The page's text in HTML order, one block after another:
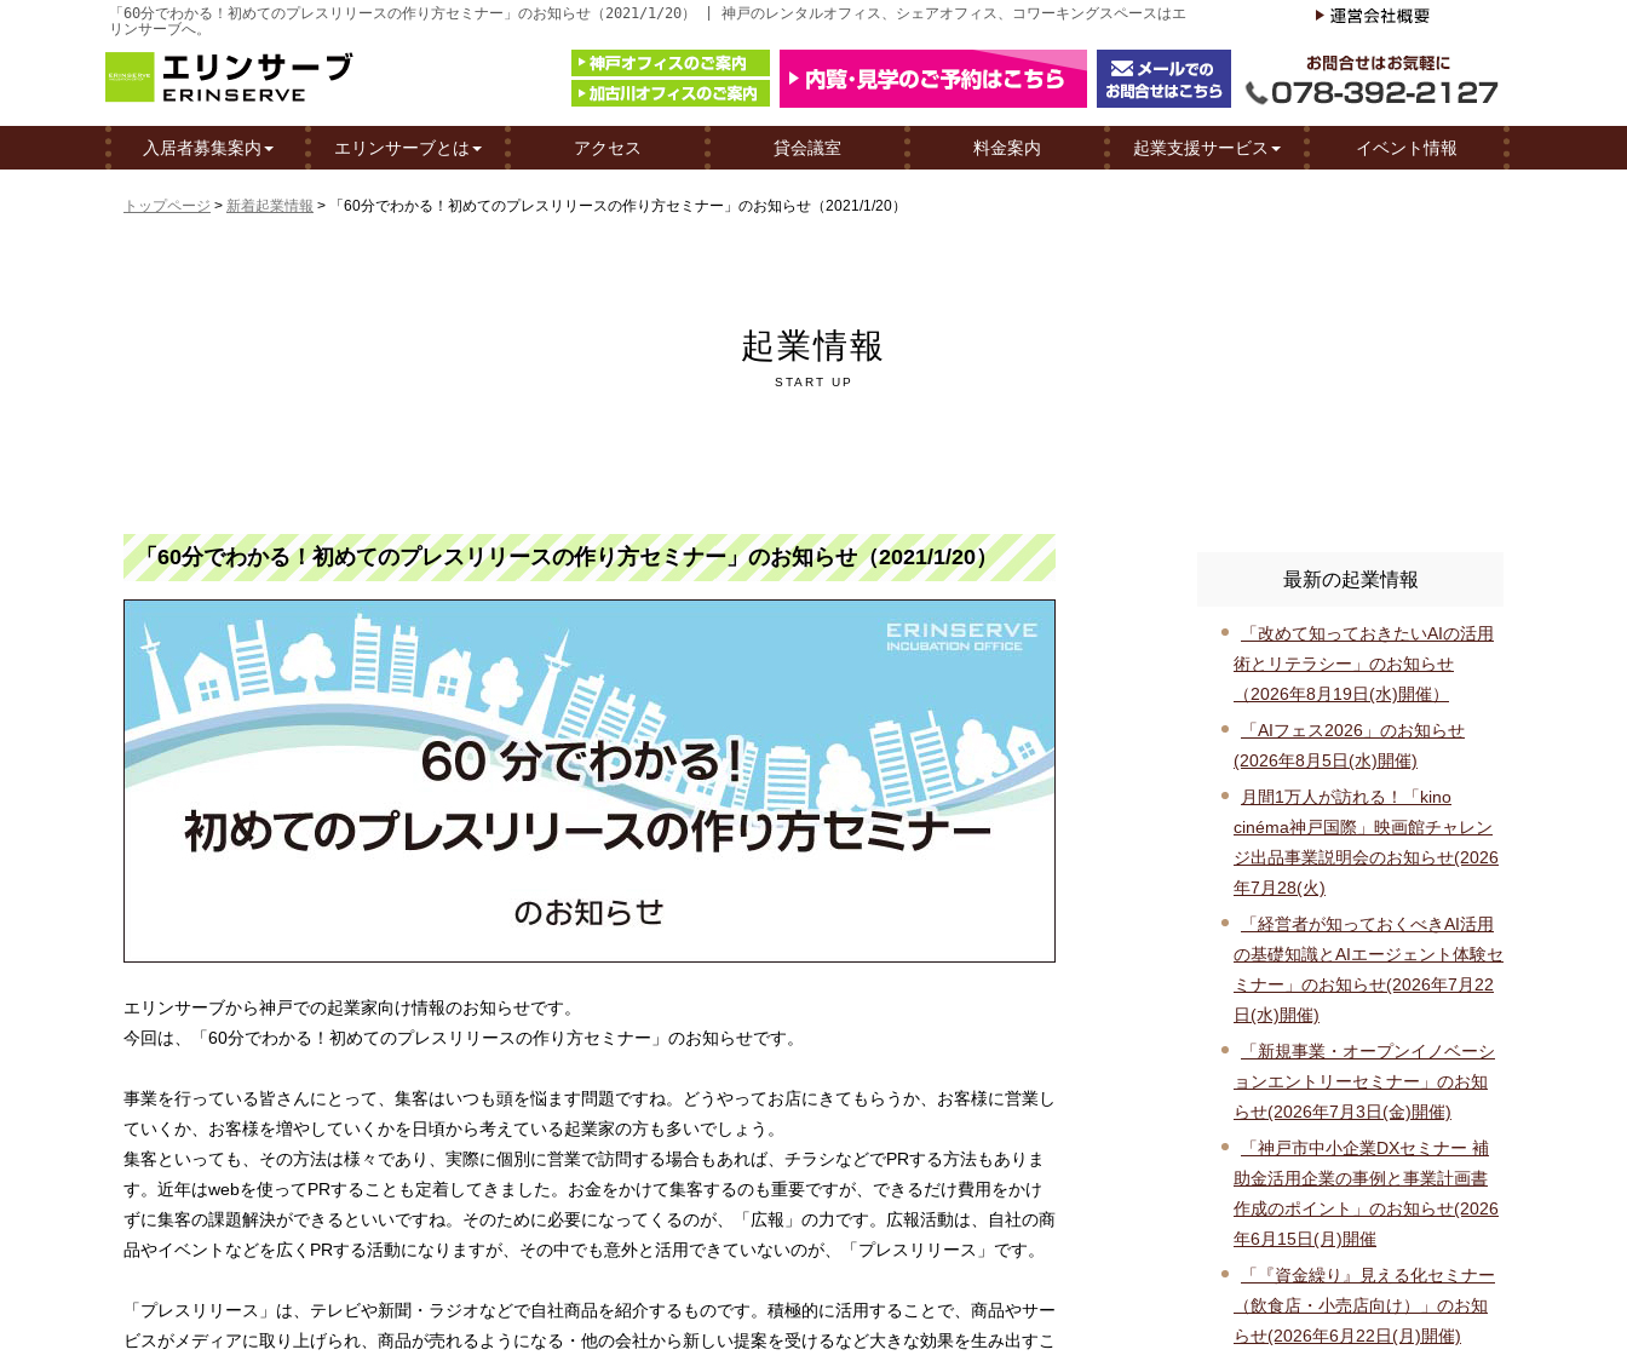
「60分でわかる！初めてのプレスリリースの作り方セミナー」のお知らせ（2021/1/20） | 神戸のレンタルオフィス、シェアオフィス、コワーキングスペースはエ
リンサーブへ。
入居者募集案内 エリンサーブとは アクセス 貸会議室 料金案内 起業支援サービス イベント情報
トップページ > 新着起業情報 > 「60分でわかる！初めてのプレスリリースの作り方セミナー」のお知らせ（2021/1/20）
起業情報
START UP
「60分でわかる！初めてのプレスリリースの作り方セミナー」のお知らせ（2021/1/20）
エリンサーブから神戸での起業家向け情報のお知らせです。
今回は、「60分でわかる！初めてのプレスリリースの作り方セミナー」のお知らせです。
事業を行っている皆さんにとって、集客はいつも頭を悩ます問題ですね。どうやってお店にきてもらうか、お客様に営業し
ていくか、お客様を増やしていくかを日頃から考えている起業家の方も多いでしょう。
集客といっても、その方法は様々であり、実際に個別に営業で訪問する場合もあれば、チラシなどでPRする方法もありま
す。近年はwebを使ってPRすることも定着してきました。お金をかけて集客するのも重要ですが、できるだけ費用をかけ
ずに集客の課題解決ができるといいですね。そのために必要になってくるのが、「広報」の力です。広報活動は、自社の商
品やイベントなどを広くPRする活動になりますが、その中でも意外と活用できていないのが、「プレスリリース」です。
「プレスリリース」は、テレビや新聞・ラジオなどで自社商品を紹介するものです。積極的に活用することで、商品やサー
ビスがメディアに取り上げられ、商品が売れるようになる・他の会社から新しい提案を受けるなど大きな効果を生み出すこ
最新の起業情報
「改めて知っておきたいAIの活用
術とリテラシー」のお知らせ
（2026年8月19日(水)開催）
「AIフェス2026」のお知らせ
(2026年8月5日(水)開催)
月間1万人が訪れる！「kino
cinéma神戸国際」映画館チャレン
ジ出品事業説明会のお知らせ(2026
年7月28(火)
「経営者が知っておくべきAI活用
の基礎知識とAIエージェント体験セ
ミナー」のお知らせ(2026年7月22
日(水)開催)
「新規事業・オープンイノベーシ
ョンエントリーセミナー」のお知
らせ(2026年7月3日(金)開催)
「神戸市中小企業DXセミナー 補
助金活用企業の事例と事業計画書
作成のポイント」のお知らせ(2026
年6月15日(月)開催
「『資金繰り』見える化セミナー
（飲食店・小売店向け）」のお知
らせ(2026年6月22日(月)開催)